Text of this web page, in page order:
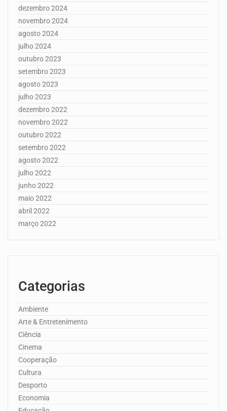
dezembro 2024
novembro 2024
agosto 2024
julho 2024
outubro 2023
setembro 2023
agosto 2023
julho 2023
dezembro 2022
novembro 2022
outubro 2022
setembro 2022
agosto 2022
julho 2022
junho 2022
maio 2022
abril 2022
março 2022
Categorias
Ambiente
Arte & Entretenimento
Ciência
Cinema
Cooperação
Cultura
Desporto
Economia